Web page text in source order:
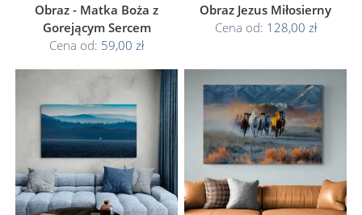
Obraz - Matka Boża z
Gorejącym Sercem
Cena od: 59,00 zł
Obraz Jezus Miłosierny
Cena od: 128,00 zł